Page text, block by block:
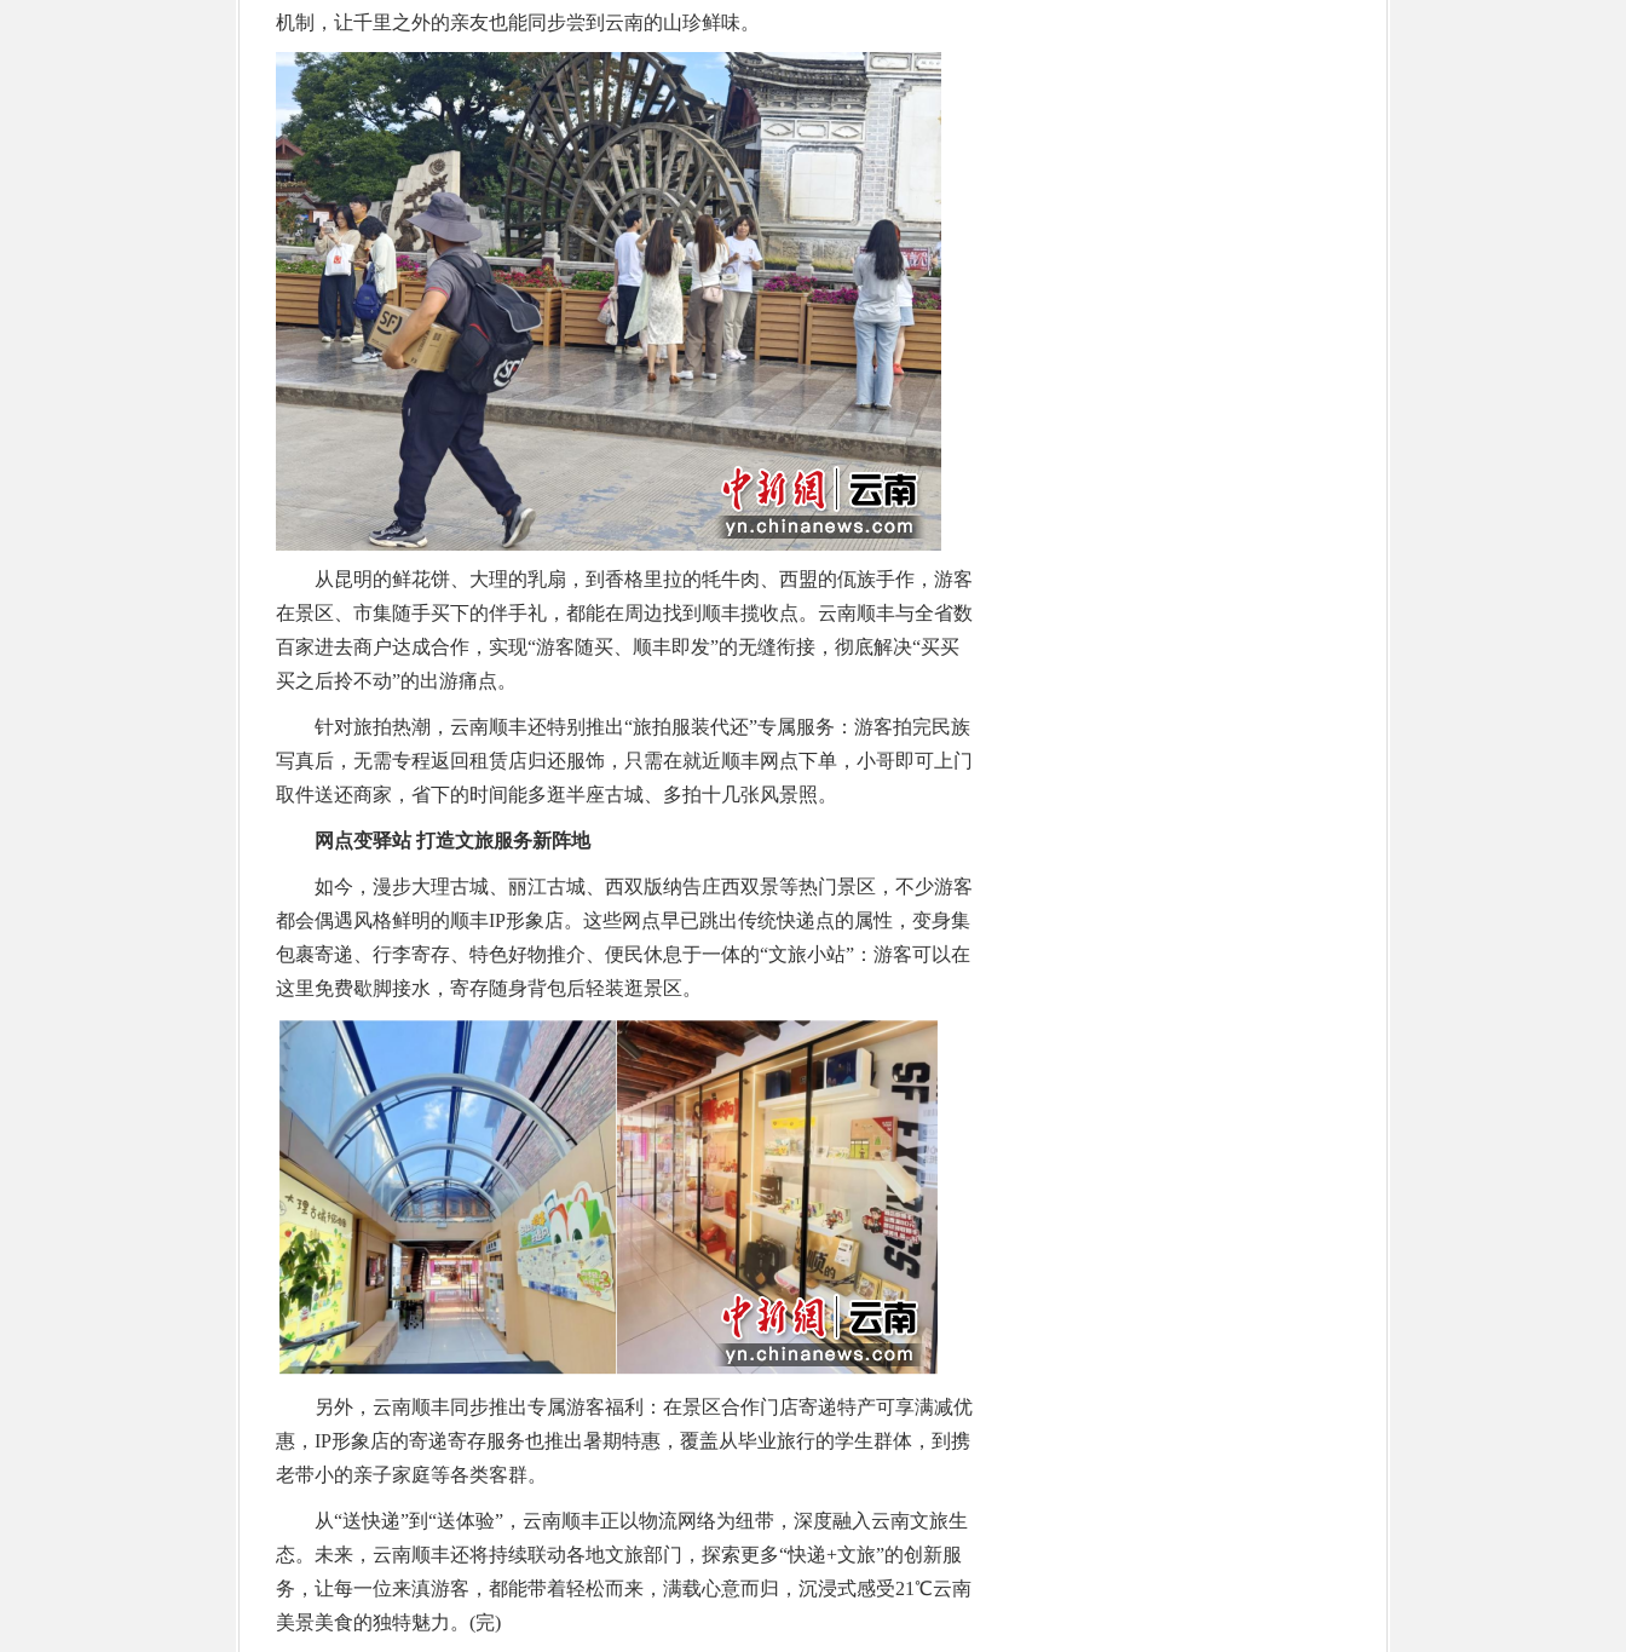
机制，让千里之外的亲友也能同步尝到云南的山珍鲜味。
从昆明的鲜花饼、大理的乳扇，到香格里拉的牦牛肉、西盟的佤族手作，游客
在景区、市集随手买下的伴手礼，都能在周边找到顺丰揽收点。云南顺丰与全省数
百家进去商户达成合作，实现“游客随买、顺丰即发”的无缝衔接，彻底解决“买买
买之后拎不动”的出游痛点。
针对旅拍热潮，云南顺丰还特别推出“旅拍服装代还”专属服务：游客拍完民族
写真后，无需专程返回租赁店归还服饰，只需在就近顺丰网点下单，小哥即可上门
取件送还商家，省下的时间能多逛半座古城、多拍十几张风景照。
网点变驿站 打造文旅服务新阵地
如今，漫步大理古城、丽江古城、西双版纳告庄西双景等热门景区，不少游客
都会偶遇风格鲜明的顺丰IP形象店。这些网点早已跳出传统快递点的属性，变身集
包裹寄递、行李寄存、特色好物推介、便民休息于一体的“文旅小站”：游客可以在
这里免费歇脚接水，寄存随身背包后轻装逛景区。
另外，云南顺丰同步推出专属游客福利：在景区合作门店寄递特产可享满减优
惠，IP形象店的寄递寄存服务也推出暑期特惠，覆盖从毕业旅行的学生群体，到携
老带小的亲子家庭等各类客群。
从“送快递”到“送体验”，云南顺丰正以物流网络为纽带，深度融入云南文旅生
态。未来，云南顺丰还将持续联动各地文旅部门，探索更多“快递+文旅”的创新服
务，让每一位来滇游客，都能带着轻松而来，满载心意而归，沉浸式感受21℃云南
美景美食的独特魅力。(完)